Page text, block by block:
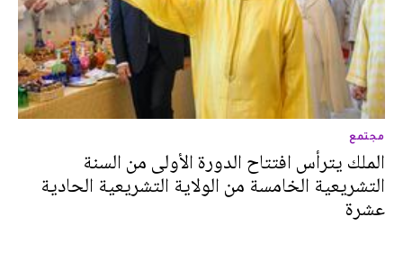
مجتمع
الملك يترأس افتتاح الدورة الأولى من السنة
التشريعية الخامسة من الولاية التشريعية الحادية
عشرة